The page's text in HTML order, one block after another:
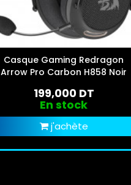
Casque Gaming Redragon
Arrow Pro Carbon H858 Noir
199,000 DT
En stock
j'achète